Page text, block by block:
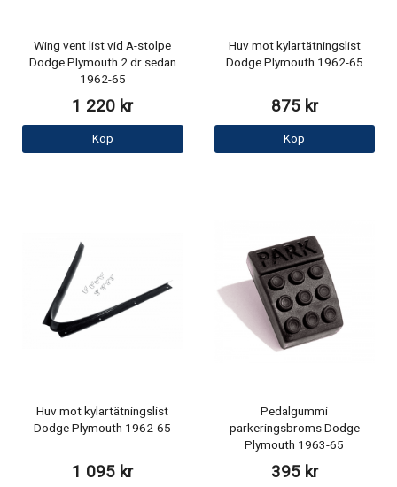
Wing vent list vid A-stolpe
Dodge Plymouth 2 dr sedan
1962-65
1 220 kr
Köp
Huv mot kylartätningslist
Dodge Plymouth 1962-65
875 kr
Köp
Huv mot kylartätningslist
Dodge Plymouth 1962-65
1 095 kr
Pedalgummi
parkeringsbroms Dodge
Plymouth 1963-65
395 kr